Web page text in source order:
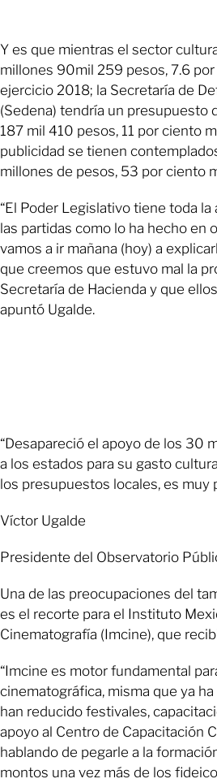
Y es que mientras el sector
millones 90mil 259 pesos, 7.6
ejercicio 2018; la Secretaría de
(Sedena) tendría un presupuesto
187 mil 410 pesos, 11 por ciento
publicidad se tienen
millones de pesos, 53 por ciento
“El Poder Legislativo tiene toda
las partidas como lo ha hecho en
vamos a ir mañana (hoy) a
que creemos que estuvo mal la
Secretaría de Hacienda y que
apuntó Ugalde.
“Desapareció el apoyo de los 30
a los estados para su gasto
los presupuestos locales, es muy
Víctor Ugalde
Presidente del Observatorio
Una de las preocupaciones del
es el recorte para el Instituto
Cinematografía (Imcine), que
“Imcine es motor fundamental
cinematográfica, misma que ya
han reducido festivales,
apoyo al Centro de Capacitación
hablando de pegarle a la
montos una vez más de los